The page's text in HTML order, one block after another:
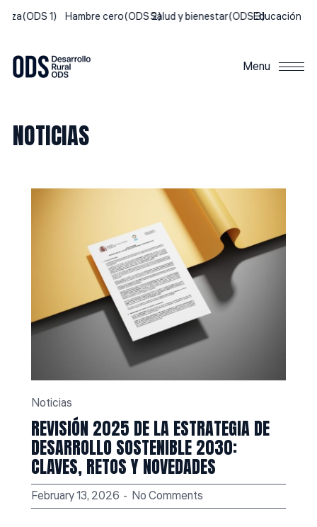
(ODS 1) Hambre cero(ODS 2)Salud y bienestar(ODS 3)Educación de
Menu
NOTICIAS
Noticias
REVISIÓN 2025 DE LA ESTRATEGIA DE
DESARROLLO SOSTENIBLE 2030:
CLAVES, RETOS Y NOVEDADES
February 13, 2026 No Comments